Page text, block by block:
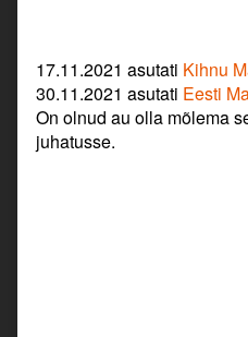
17.11.2021 asutati Kihnu
30.11.2021 asutati Eesti
On olnud au olla mõlema
juhatusse.